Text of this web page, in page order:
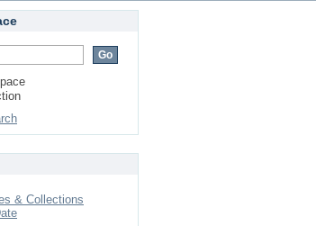
& Collections